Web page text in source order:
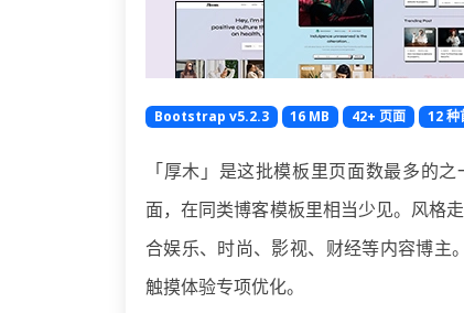
Bootstrap v5.2.3 16 MB 42+ 页面 12 种
「厚木」是这批模板里页面数最多的
面，在同类博客模板里相当少见。风格
合娱乐、时尚、影视、财经等内容博主
触摸体验专项优化。